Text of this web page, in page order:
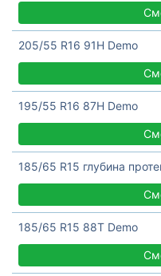
205/55 R16 91H Demo
195/55 R16 87H Demo
185/65 R15 глубина
185/65 R15 88T Demo